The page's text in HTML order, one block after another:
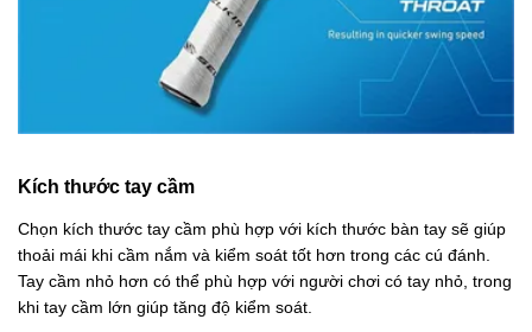
Kích thước tay cầm
Chọn kích thước tay cầm phù hợp với kích thước bàn tay sẽ giúp
thoải mái khi cầm nắm và kiểm soát tốt hơn trong các cú đánh.
Tay cầm nhỏ hơn có thể phù hợp với người chơi có tay nhỏ, trong
khi tay cầm lớn giúp tăng độ kiểm soát.